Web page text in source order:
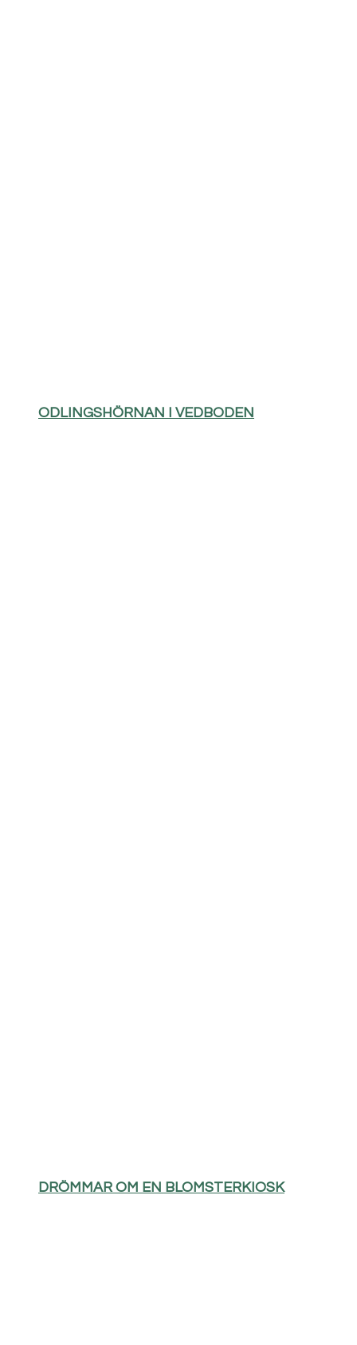
ODLINGSHÖRNAN I VEDBODEN
DRÖMMAR OM EN BLOMSTERKIOSK